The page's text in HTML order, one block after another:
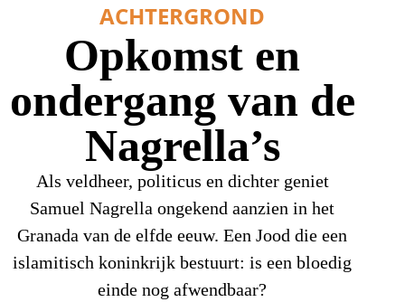
ACHTERGROND
Opkomst en
ondergang van de
Nagrella’s
Als veldheer, politicus en dichter geniet
Samuel Nagrella ongekend aanzien in het
Granada van de elfde eeuw. Een Jood die een
islamitisch koninkrijk bestuurt: is een bloedig
einde nog afwendbaar?